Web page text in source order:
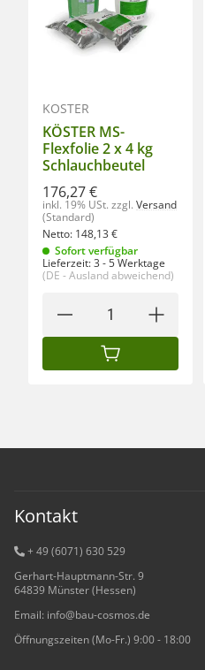
KÖSTER
KÖSTER MS-
Flexfolie 2 x 4 kg
Schlauchbeutel
176,27 €
inkl. 19% USt. zzgl. Versand
(Standard)
Netto: 148,13€
Sofort verfügbar
Lieferzeit:3 - 5 Werktage
(DE - Ausland abweichend)
IN DEN WARENKORB
Kontakt
+ 49 (6071) 630 529
Gerhart-Hauptmann-Str. 9
64839 Münster (Hessen)
Email: info@bau-cosmos.de
Öffnungszeiten (Mo-Fr.) 9:00 - 18:00